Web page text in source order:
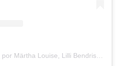
Una publicación compartida por Märtha Louise, Lilli Bendriss & Mari Manzetti❤️ (@heartsmart_convos)